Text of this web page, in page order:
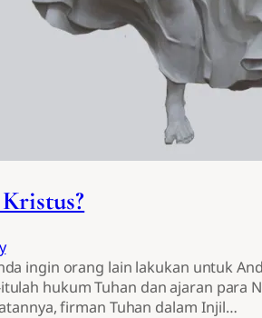
ingin orang lain lakukan untuk
hukum Tuhan dan ajaran para
firman Tuhan dalam Injil…